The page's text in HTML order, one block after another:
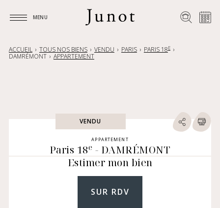
MENU
ACCUEIL TOUS NOS BIENS VENDU PARIS PARIS 18E
DAMRÉMONT APPARTEMENT
VENDU
APPARTEMENT
Paris 18e - DAMRÉMONT
Estimer mon bien
SUR RDV